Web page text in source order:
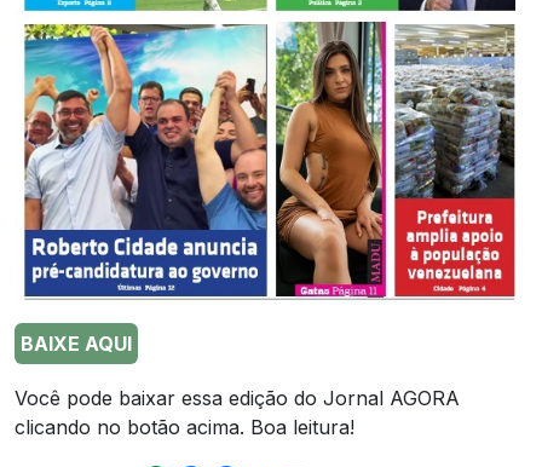
BAIXE AQUI
Você pode baixar essa edição do Jornal AGORA
clicando no botão acima. Boa leitura!